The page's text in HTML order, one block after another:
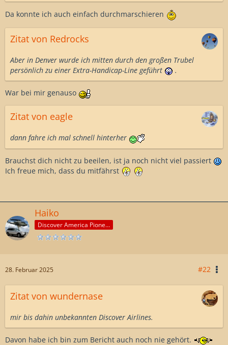
Da konnte ich auch einfach durchmarschieren
Zitat von Redrocks
Aber in Denver wurde ich mitten durch den großen Trubel
persönlich zu einer Extra-Handicap-Line geführt
.
War bei mir genauso
Zitat von eagle
dann fahre ich mal schnell hinterher
Brauchst dich nicht zu beeilen, ist ja noch nicht viel passiert
Ich freue mich, dass du mitfährst
Haiko
Discover America Pioneer
28. Februar 2025 #22
Zitat von wundernase
mir bis dahin unbekannten Discover Airlines.
Davon habe ich bin zum Bericht auch noch nie gehört.